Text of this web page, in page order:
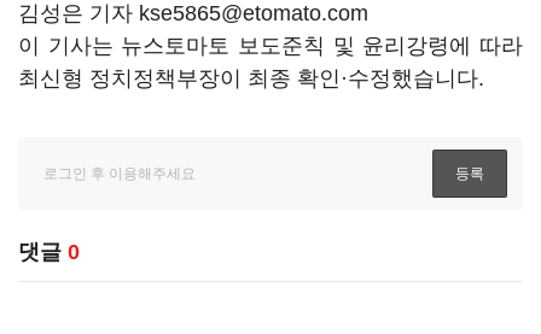
김성은 기자 kse5865@etomato.com
이 기사는 뉴스토마토 보도준칙 및 윤리강령에 따라
최신형 정치정책부장이 최종 확인·수정했습니다.
댓글 0